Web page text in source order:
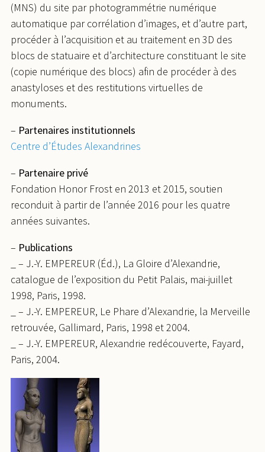
(MNS) du site par photogrammétrie numérique
automatique par corrélation d’images, et d’autre part,
procéder à l’acquisition et au traitement en 3D des
blocs de statuaire et d’architecture constituant le site
(copie numérique des blocs) afin de procéder à des
anastyloses et des restitutions virtuelles de
monuments.
– Partenaires institutionnels
Centre d’Études Alexandrines
– Partenaire privé
Fondation Honor Frost en 2013 et 2015, soutien
reconduit à partir de l’année 2016 pour les quatre
années suivantes.
– Publications
_ – J.-Y. EMPEREUR (Éd.), La Gloire d’Alexandrie,
catalogue de l’exposition du Petit Palais, mai-juillet
1998, Paris, 1998.
_ – J.-Y. EMPEREUR, Le Phare d’Alexandrie, la Merveille
retrouvée, Gallimard, Paris, 1998 et 2004.
_ – J.-Y. EMPEREUR, Alexandrie redécouverte, Fayard,
Paris, 2004.